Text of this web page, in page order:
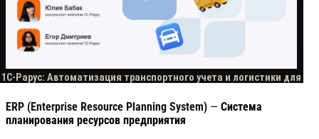
ERP (Enterprise Resource Planning System) — Система
планирования ресурсов предприятия